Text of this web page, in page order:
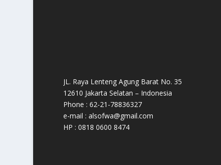
JL. Raya Lenteng Agung Barat No. 35
12610 Jakarta Selatan – Indonesia
Phone : 62-21-78836327
e-mail : alsofwa@gmail.com
HP : 0818 0600 8474